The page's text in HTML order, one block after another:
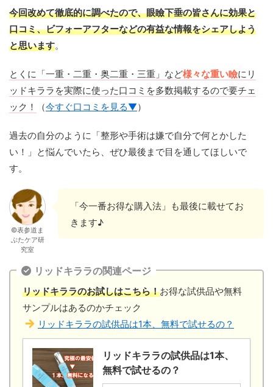
今回改めて徹底的に調べたので、眼瞼下垂の皆さんに効果と
口コミ、ビフォーアフターなどの有益な情報をシェアしよう
と思います。
とくに「一重・二重・奥二重・三重」など様々な重い瞼にリ
ッドキララを実際に使った口コミを多数掲載するので要チェ
ック！
（今すぐ口コミを見る▼）
過去の自分のように「整形や手術は嫌で自分で何とかした
い！」と悩んでいたら、ぜひ最後まで目を通してほしいで
す。
©表参道ま
ぶたケア研
究室
「今一番お得な購入法」も最後に載せてお
きます♪
リッドキララの関連ページ
リッドキララのお試しはこちら！お得な試供品や無料
サンプルはあるのかチェック
リッドキララの試供品は1本、無料で試せるの？
リッドキララの試供品は1本、
無料で試せるの？